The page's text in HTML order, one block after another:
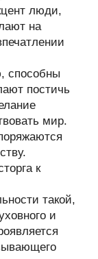
люди,
на
способны
постичь
мир.
к
такой,
и